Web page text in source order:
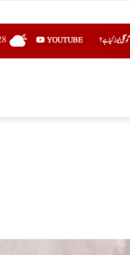
گوگلی نیوز کیا ہے؟ YOUTUBE